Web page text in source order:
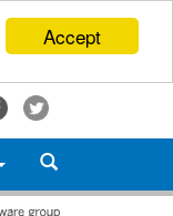
Accept